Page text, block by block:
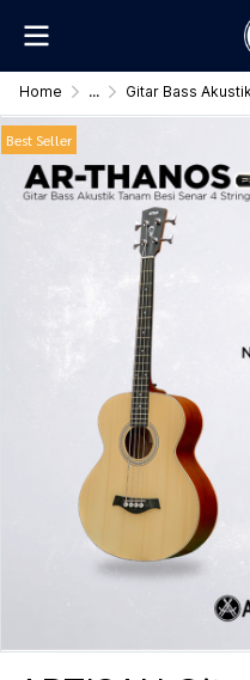
Home ... Gitar Bass
Best Seller